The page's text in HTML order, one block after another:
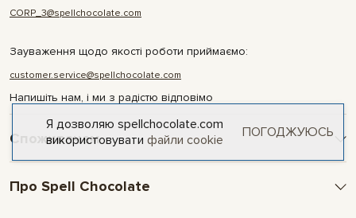
CORP_3@spellchocolate.com
Зауваження щодо якості роботи приймаємо:
customer.service@spellchocolate.com
Напишіть нам, і ми з радістю відповімо
Споживачам
Оплата та доставка
Умови і гарантії
Про Spell Chocolate
Я дозволяю spellchocolate.com
використовувати файли cookie ПОГОДЖУЮСЬ